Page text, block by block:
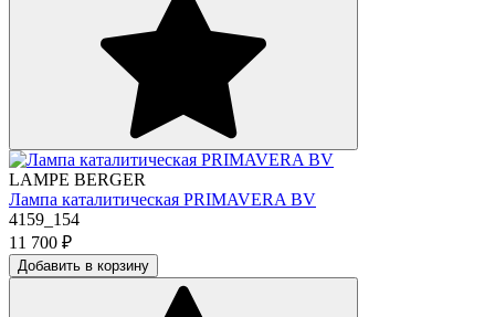
LAMPE BERGER
Лампа каталитическая PRIMAVERA BV
4159_154
11 700 ₽
Добавить в корзину